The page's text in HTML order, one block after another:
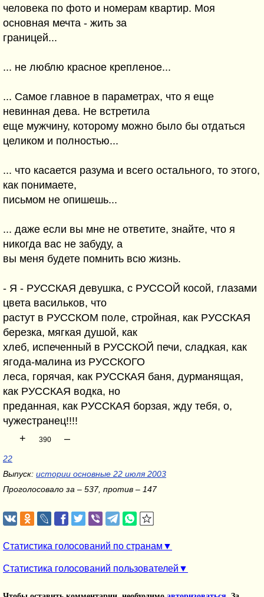
человека по фото и номерам квартир. Моя
основная мечта - жить за
границей...
... не люблю красное крепленое...
... Самое главное в параметрах, что я еще
невинная дева. Не встретила
еще мужчину, которому можно было бы отдаться
целиком и полностью...
... что касается разума и всего остального, то этого,
как понимаете,
письмом не опишешь...
... даже если вы мне не ответите, знайте, что я
никогда вас не забуду, а
вы меня будете помнить всю жизнь.
- Я - РУССКАЯ девушка, с РУССОЙ косой, глазами
цвета васильков, что
растут в РУССКОМ поле, стройная, как РУССКАЯ
березка, мягкая душой, как
хлеб, испеченный в РУССКОЙ печи, сладкая, как
ягода-малина из РУССКОГО
леса, горячая, как РУССКАЯ баня, дурманящая,
как РУССКАЯ водка, но
преданная, как РУССКАЯ борзая, жду тебя, о,
чужестранец!!!!
+
390 –
22
Выпуск: истории основные 22 июля 2003
Проголосовало за – 537, против – 147
Статистика голосований по странам
Статистика голосований пользователей